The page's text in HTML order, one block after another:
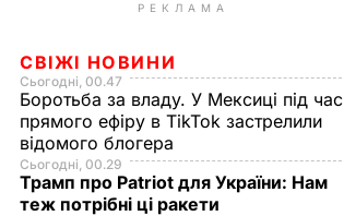
РЕКЛАМА
СВІЖІ НОВИНИ
Сьогодні, 00.47
Боротьба за владу. У Мексиці під час
прямого ефіру в TikTok застрелили
відомого блогера
Сьогодні, 00.29
Трамп про Patriot для України: Нам
теж потрібні ці ракети